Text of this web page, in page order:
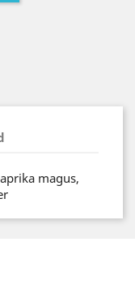
magus,